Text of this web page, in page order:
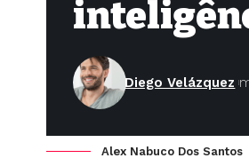
Diego Velázquez
Alex Nabuco Dos Santos